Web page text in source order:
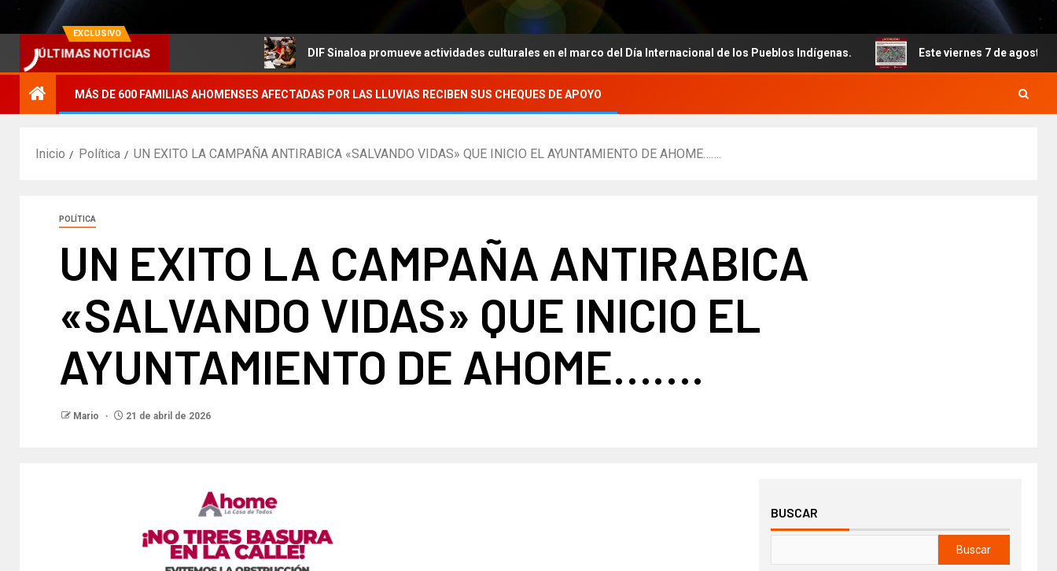
EXCLUSIVO
ÚLTIMAS NOTICIAS
agrícola. DIF Sinaloa promueve actividades culturales en el marco del Día Internacional de los Pueblos Indígenas. Este viernes 7 de agosto inicia el
MÁS DE 600 FAMILIAS AHOMENSES AFECTADAS POR LAS LLUVIAS RECIBEN SUS CHEQUES DE APOYO
Inicio Política UN EXITO LA CAMPAÑA ANTIRABICA «SALVANDO VIDAS» QUE INICIO EL AYUNTAMIENTO DE AHOME…….
POLÍTICA
UN EXITO LA CAMPAÑA ANTIRABICA
«SALVANDO VIDAS» QUE INICIO EL
AYUNTAMIENTO DE AHOME…….
Mario 21 de abril de 2026
BUSCAR
Buscar